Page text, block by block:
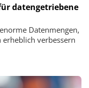
datengetriebene
Datenmengen,
verbessern